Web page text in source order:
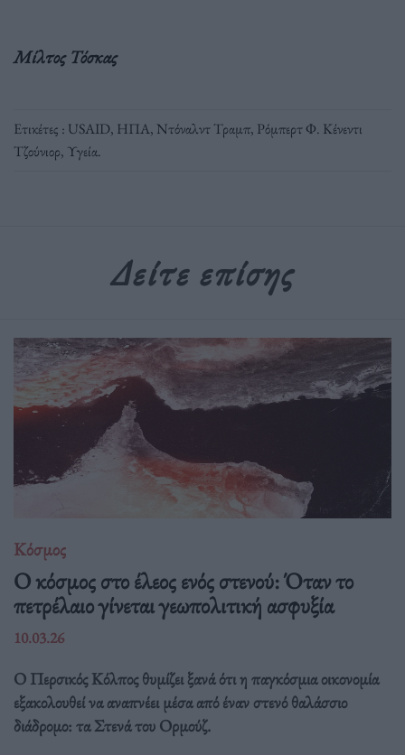
Μίλτος Τόσκας
Ετικέτες : USAID, ΗΠΑ, Ντόναλντ Τραμπ, Ρόμπερτ Φ. Κένεντι
Τζούνιορ, Υγεία.
Δείτε επίσης
Κόσμος
Ο κόσμος στο έλεος ενός στενού: Όταν το
πετρέλαιο γίνεται γεωπολιτική ασφυξία
10.03.26
Ο Περσικός Κόλπος θυμίζει ξανά ότι η παγκόσμια οικονομία
εξακολουθεί να αναπνέει μέσα από έναν στενό θαλάσσιο
διάδρομο: τα Στενά του Ορμούζ.